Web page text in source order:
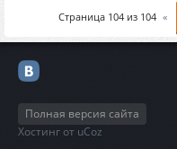
Страница 104из 104 «
Полная версия сайта
Хостинг от uCoz